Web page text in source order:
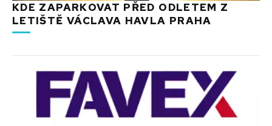
KDE ZAPARKOVAT PŘED ODLETEM Z
LETIŠTĚ VÁCLAVA HAVLA PRAHA